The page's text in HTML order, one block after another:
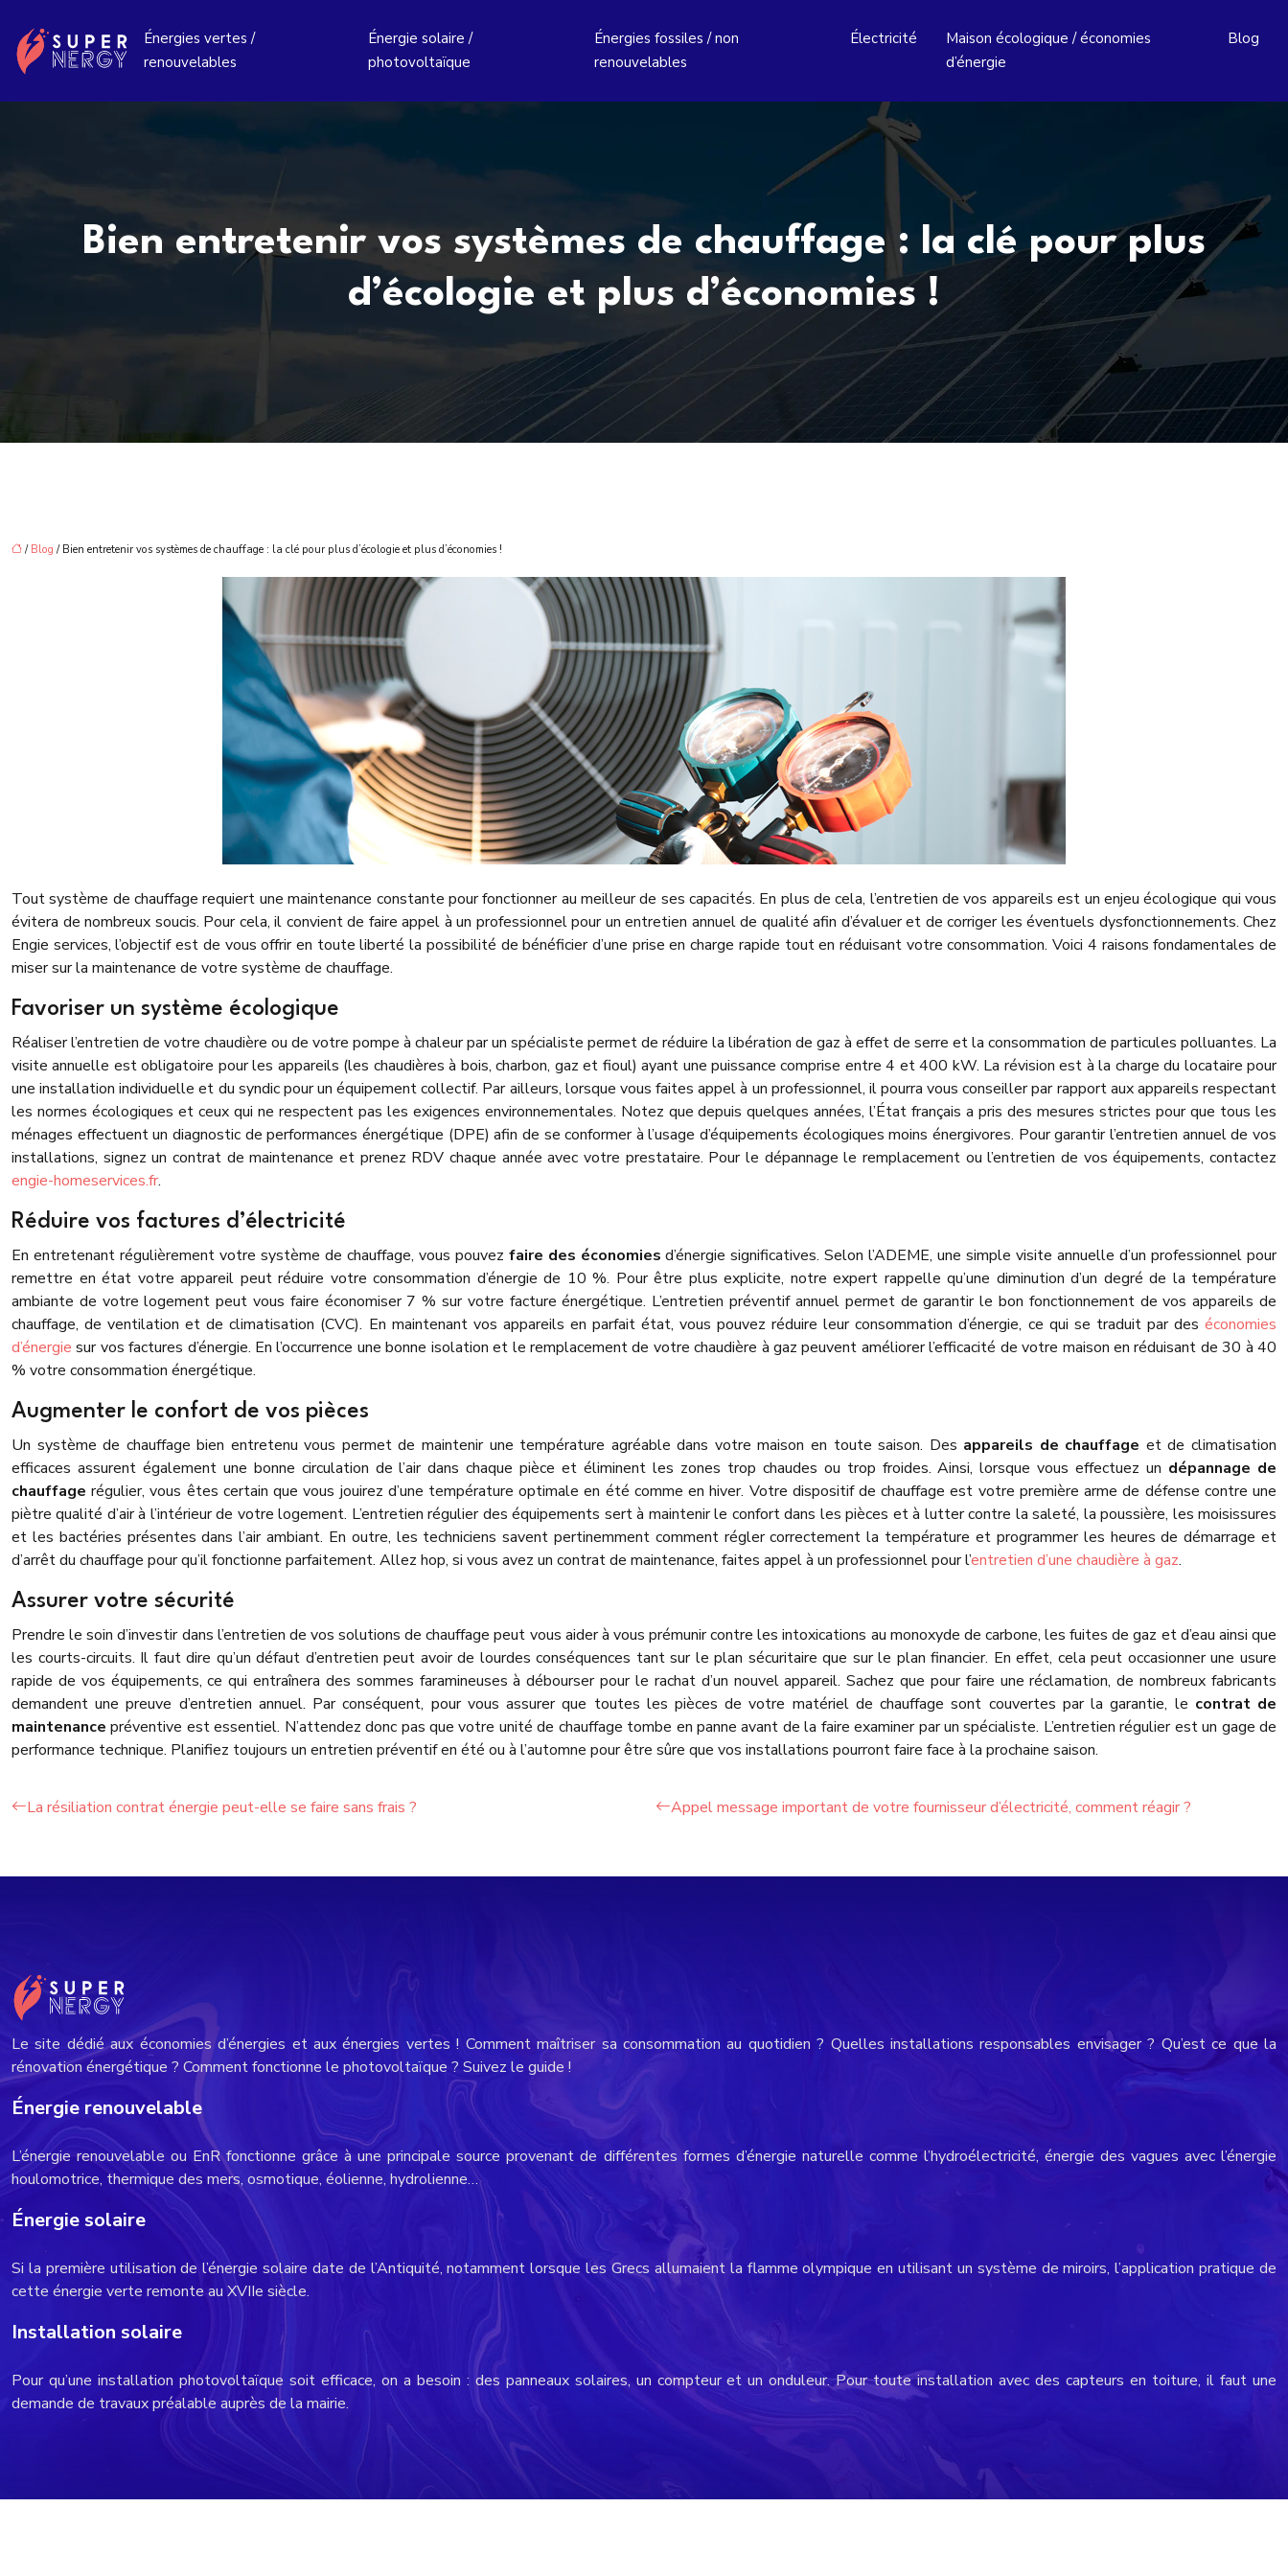
Énergies vertes /
renouvelables
Énergie solaire /
photovoltaïque
Énergies fossiles / non
renouvelables
Électricité
Maison écologique / économies
d’énergie
Blog
Bien entretenir vos systèmes de chauffage : la clé pour plus
d’écologie et plus d’économies !
/ Blog / Bien entretenir vos systèmes de chauffage : la clé pour plus d’écologie et plus d’économies !
Tout système de chauffage requiert une maintenance constante pour fonctionner au meilleur de ses capacités. En plus de cela, l’entretien de vos appareils est un enjeu écologique qui vous
évitera de nombreux soucis. Pour cela, il convient de faire appel à un professionnel pour un entretien annuel de qualité afin d’évaluer et de corriger les éventuels dysfonctionnements. Chez
Engie services, l’objectif est de vous offrir en toute liberté la possibilité de bénéficier d’une prise en charge rapide tout en réduisant votre consommation. Voici 4 raisons fondamentales de
miser sur la maintenance de votre système de chauffage.
Favoriser un système écologique
Réaliser l’entretien de votre chaudière ou de votre pompe à chaleur par un spécialiste permet de réduire la libération de gaz à effet de serre et la consommation de particules polluantes. La
visite annuelle est obligatoire pour les appareils (les chaudières à bois, charbon, gaz et fioul) ayant une puissance comprise entre 4 et 400 kW. La révision est à la charge du locataire pour
une installation individuelle et du syndic pour un équipement collectif. Par ailleurs, lorsque vous faites appel à un professionnel, il pourra vous conseiller par rapport aux appareils respectant
les normes écologiques et ceux qui ne respectent pas les exigences environnementales. Notez que depuis quelques années, l’État français a pris des mesures strictes pour que tous les
ménages effectuent un diagnostic de performances énergétique (DPE) afin de se conformer à l’usage d’équipements écologiques moins énergivores. Pour garantir l’entretien annuel de vos
installations, signez un contrat de maintenance et prenez RDV chaque année avec votre prestataire. Pour le dépannage le remplacement ou l’entretien de vos équipements, contactez
engie-homeservices.fr.
Réduire vos factures d’électricité
En entretenant régulièrement votre système de chauffage, vous pouvez faire des économies d’énergie significatives. Selon l’ADEME, une simple visite annuelle d’un professionnel pour
remettre en état votre appareil peut réduire votre consommation d’énergie de 10 %. Pour être plus explicite, notre expert rappelle qu’une diminution d’un degré de la température
ambiante de votre logement peut vous faire économiser 7 % sur votre facture énergétique. L’entretien préventif annuel permet de garantir le bon fonctionnement de vos appareils de
chauffage, de ventilation et de climatisation (CVC). En maintenant vos appareils en parfait état, vous pouvez réduire leur consommation d’énergie, ce qui se traduit par des économies
d’énergie sur vos factures d’énergie. En l’occurrence une bonne isolation et le remplacement de votre chaudière à gaz peuvent améliorer l’efficacité de votre maison en réduisant de 30 à 40
% votre consommation énergétique.
Augmenter le confort de vos pièces
Un système de chauffage bien entretenu vous permet de maintenir une température agréable dans votre maison en toute saison. Des appareils de chauffage et de climatisation
efficaces assurent également une bonne circulation de l’air dans chaque pièce et éliminent les zones trop chaudes ou trop froides. Ainsi, lorsque vous effectuez un dépannage de
chauffage régulier, vous êtes certain que vous jouirez d’une température optimale en été comme en hiver. Votre dispositif de chauffage est votre première arme de défense contre une
piètre qualité d’air à l’intérieur de votre logement. L’entretien régulier des équipements sert à maintenir le confort dans les pièces et à lutter contre la saleté, la poussière, les moisissures
et les bactéries présentes dans l’air ambiant. En outre, les techniciens savent pertinemment comment régler correctement la température et programmer les heures de démarrage et
d’arrêt du chauffage pour qu’il fonctionne parfaitement. Allez hop, si vous avez un contrat de maintenance, faites appel à un professionnel pour l’entretien d’une chaudière à gaz.
Assurer votre sécurité
Prendre le soin d’investir dans l’entretien de vos solutions de chauffage peut vous aider à vous prémunir contre les intoxications au monoxyde de carbone, les fuites de gaz et d’eau ainsi que
les courts-circuits. Il faut dire qu’un défaut d’entretien peut avoir de lourdes conséquences tant sur le plan sécuritaire que sur le plan financier. En effet, cela peut occasionner une usure
rapide de vos équipements, ce qui entraînera des sommes faramineuses à débourser pour le rachat d’un nouvel appareil. Sachez que pour faire une réclamation, de nombreux fabricants
demandent une preuve d’entretien annuel. Par conséquent, pour vous assurer que toutes les pièces de votre matériel de chauffage sont couvertes par la garantie, le contrat de
maintenance préventive est essentiel. N’attendez donc pas que votre unité de chauffage tombe en panne avant de la faire examiner par un spécialiste. L’entretien régulier est un gage de
performance technique. Planifiez toujours un entretien préventif en été ou à l’automne pour être sûre que vos installations pourront faire face à la prochaine saison.
La résiliation contrat énergie peut-elle se faire sans frais ? Appel message important de votre fournisseur d’électricité, comment réagir ?
Le site dédié aux économies d’énergies et aux énergies vertes ! Comment maîtriser sa consommation au quotidien ? Quelles installations responsables envisager ? Qu’est ce que la
rénovation énergétique ? Comment fonctionne le photovoltaïque ? Suivez le guide !
Énergie renouvelable
L’énergie renouvelable ou EnR fonctionne grâce à une principale source provenant de différentes formes d’énergie naturelle comme l’hydroélectricité, énergie des vagues avec l’énergie
houlomotrice, thermique des mers, osmotique, éolienne, hydrolienne…
Énergie solaire
Si la première utilisation de l’énergie solaire date de l’Antiquité, notamment lorsque les Grecs allumaient la flamme olympique en utilisant un système de miroirs, l’application pratique de
cette énergie verte remonte au XVIIe siècle.
Installation solaire
Pour qu’une installation photovoltaïque soit efficace, on a besoin : des panneaux solaires, un compteur et un onduleur. Pour toute installation avec des capteurs en toiture, il faut une
demande de travaux préalable auprès de la mairie.